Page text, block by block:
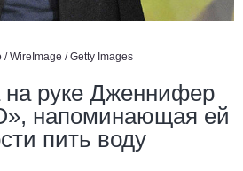
/ WireImage / Getty Images
на руке Дженнифер
напоминающая ей
пить воду